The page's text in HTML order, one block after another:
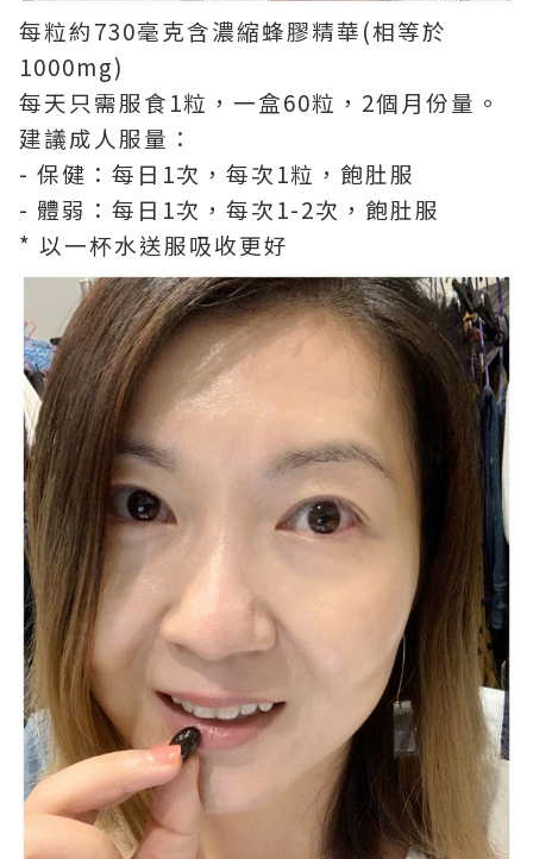
每粒約730毫克含濃縮蜂膠精華(相等於
1000mg)
每天只需服食1粒，一盒60粒，2個月份量。
建議成人服量：
- 保健：每日1次，每次1粒，飽肚服
- 體弱：每日1次，每次1-2次，飽肚服
* 以一杯水送服吸收更好